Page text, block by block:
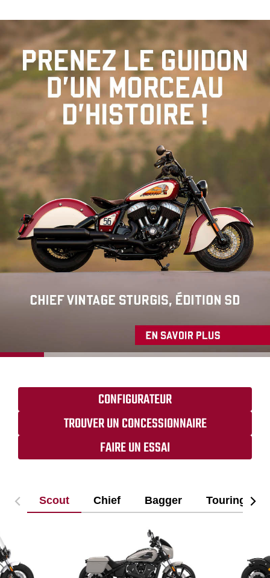
CONFIGURATEUR
TROUVER UN CONCESSIONNAIRE
FAIRE UN ESSAI
Scout Chief Bagger Touring